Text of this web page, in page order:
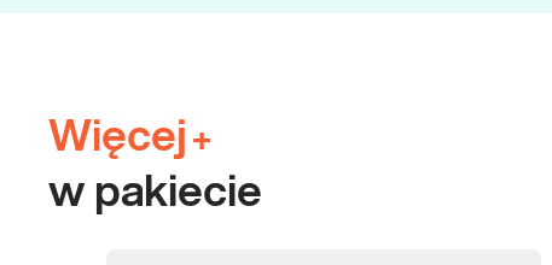
Więcej +
w pakiecie